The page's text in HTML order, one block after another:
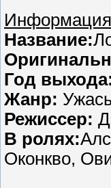
Название:
Год
Жанр:
Режиссер:
В ролях:
Оконкво,